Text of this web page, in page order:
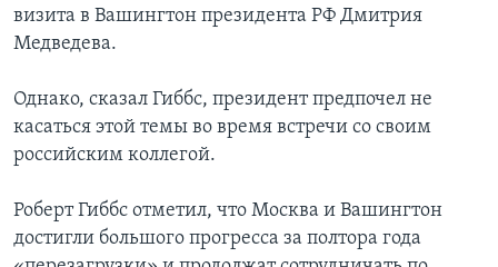
СОЦИАЛЬНЫЕ СЕТИ
Языки
визита в Вашингтон президента РФ Дмитрия
Медведева.
Однако, сказал Гиббс, президент предпочел не
касаться этой темы во время встречи со своим
российским коллегой.
Роберт Гиббс отметил, что Москва и Вашингтон
достигли большого прогресса за полтора года